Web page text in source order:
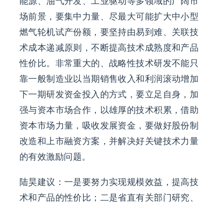
场前景，要集中力量、尽最大可能扩大中小型
燃气轮机试产份额，要坚持由易到难、关联技
术成本递减原则，不断提高技术成熟度和产品
性价比。非常重大的、战略性技术研发不能只
靠一般制造业以当期销售收入和利润滚动增加
下一期研发资金投入的方式，要立足自身，加
强与资本市场合作，以雄厚的技术积累，借助
资本市场力量，吸收发展资金，要做好股份制
改造和上市融资方案，并解决好关键技术力量
的有效激励问题。
陆昊建议：一是要努力实现规模效益，提高技
术和产品的性价比；二是省直有关部门研究、